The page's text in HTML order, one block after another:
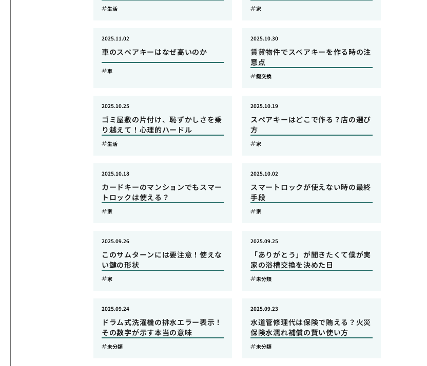
生活 家
車のスペアキーはなぜ高いのか
2025.11.02
車
賃貸物件でスペアキーを作る時の注
意点
2025.10.30
鍵交換
ゴミ屋敷の片付け、恥ずかしさを乗
り越えて！心理的ハードル
2025.10.25
生活
スペアキーはどこで作る？店の選び
方
2025.10.19
家
カードキーのマンションでもスマー
トロックは使える？
2025.10.18
家
スマートロックが使えない時の最終
手段
2025.10.02
家
このサムターンには要注意！使えな
い鍵の形状
2025.09.26
家
「ありがとう」が聞きたくて僕が実
家の浴槽交換を決めた日
2025.09.25
未分類
ドラム式洗濯機の排水エラー表示！
その数字が示す本当の意味
2025.09.24
未分類
水道管修理代は保険で賄える？火災
保険水濡れ補償の賢い使い方
2025.09.23
未分類